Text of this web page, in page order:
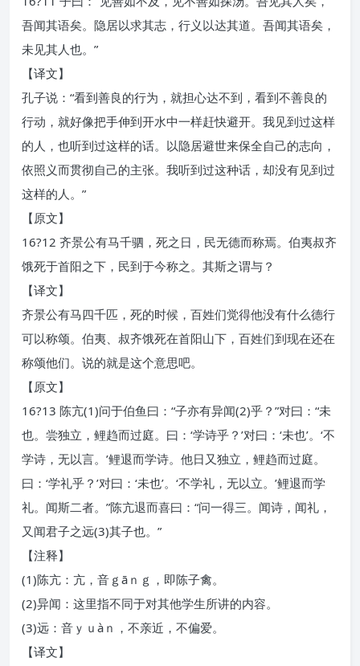
吾闻其语矣。隐居以求其志，行义以达其道。吾闻其语矣，
未见其人也。”
【译文】
孔子说：“看到善良的行为，就担心达不到，看到不善良的
行动，就好像把手伸到开水中一样赶快避开。我见到过这样
的人，也听到过这样的话。以隐居避世来保全自己的志向，
依照义而贯彻自己的主张。我听到过这种话，却没有见到过
这样的人。”
【原文】
16?12 齐景公有马千驷，死之日，民无德而称焉。伯夷叔齐
饿死于首阳之下，民到于今称之。其斯之谓与？
【译文】
齐景公有马四千匹，死的时候，百姓们觉得他没有什么德行
可以称颂。伯夷、叔齐饿死在首阳山下，百姓们到现在还在
称颂他们。说的就是这个意思吧。
【原文】
16?13 陈亢(1)问于伯鱼曰：“子亦有异闻(2)乎？”对曰：“未
也。尝独立，鲤趋而过庭。曰：‘学诗乎？’对曰：‘未也’。‘不
学诗，无以言。’鲤退而学诗。他日又独立，鲤趋而过庭。
曰：‘学礼乎？’对曰：‘未也’。‘不学礼，无以立。’鲤退而学
礼。闻斯二者。”陈亢退而喜曰：“问一得三。闻诗，闻礼，
又闻君子之远(3)其子也。”
【注释】
(1)陈亢：亢，音ｇāｎｇ，即陈子禽。
(2)异闻：这里指不同于对其他学生所讲的内容。
(3)远：音ｙｕàｎ，不亲近，不偏爱。
【译文】